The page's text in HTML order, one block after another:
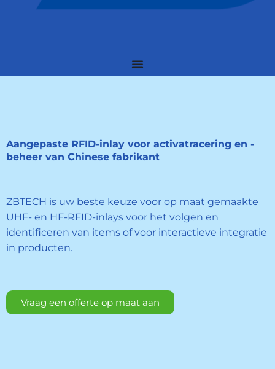
Aangepaste RFID-inlay voor activatracering en -
beheer van Chinese fabrikant
ZBTECH is uw beste keuze voor op maat gemaakte
UHF- en HF-RFID-inlays voor het volgen en
identificeren van items of voor interactieve integratie
in producten.
Vraag een offerte op maat aan